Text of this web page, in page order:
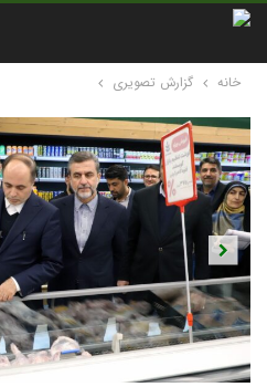
خانه گزارش تصویری
Next